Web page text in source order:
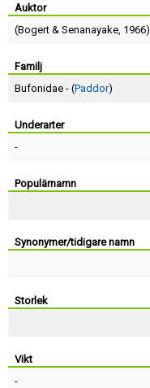
Auktor
(Bogert & Senanayake, 1966)
Familj
Bufonidae - (Paddor)
Underarter
-
Populärnamn
Synonymer/tidigare namn
Storlek
Vikt
-
Terms of Service